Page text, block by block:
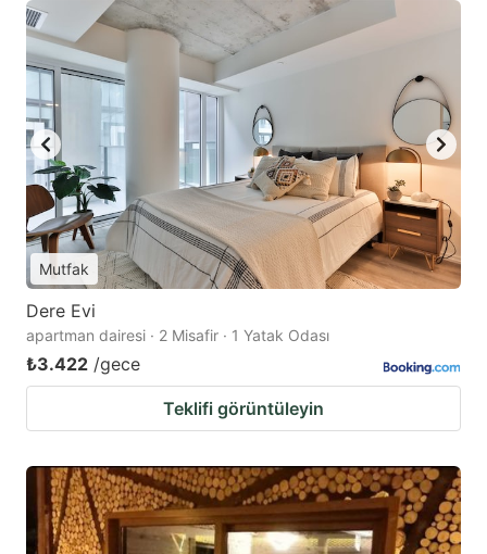
Mutfak
Dere Evi
apartman dairesi · 2 Misafir · 1 Yatak Odası
₺3.422 /gece
Teklifi görüntüleyin